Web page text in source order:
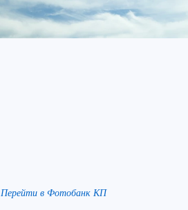
Перейти в Фотобанк КП